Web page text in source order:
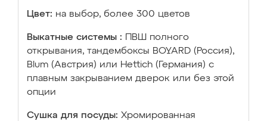
Цвет: на выбор, более 300 цветов
Выкатные системы :
ПВШ полного
открывания, тандембоксы BOYARD (Россия),
Blum (Австрия) или Hettich (Германия) с
плавным закрыванием дверок или без этой
опции
Сушка для посуды: Хромированная